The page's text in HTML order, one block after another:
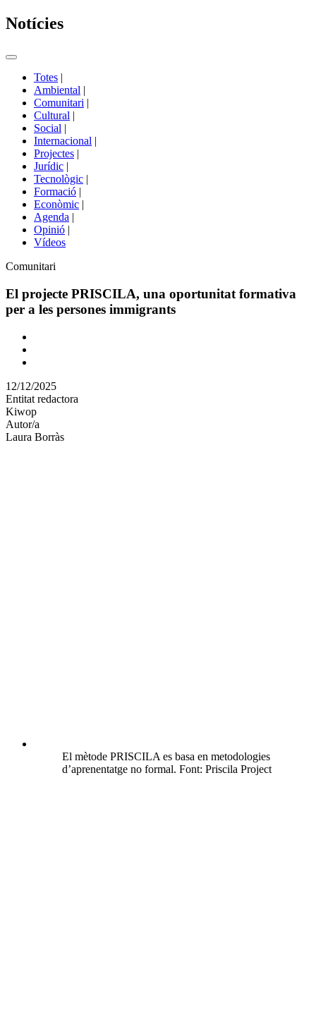
Notícies
Commutador
portals
Totes |
Ambiental |
Comunitari |
Cultural |
Social |
Internacional |
Projectes |
Jurídic |
Tecnològic |
Formació |
Econòmic |
Agenda |
Opinió |
Vídeos
Àmbit
la
notícia
Comunitari
El projecte PRISCILA, una oportunitat formativa
per a les persones immigrants
Comparteix
altres
xarxes
socials
12/12/2025
Entitat redactora
Kiwop
Autor/a
Laura Borràs
El mètode PRISCILA es basa en metodologies
d’aprenentatge no formal. Font: Priscila Project